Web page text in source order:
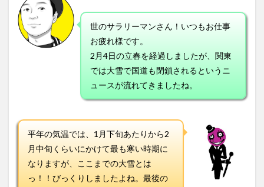
世のサラリーマンさん！いつもお仕事
お疲れ様です。
2月4日の立春を経過しましたが、関東
では大雪で国道も閉鎖されるというニ
ュースが流れてきましたね。
平年の気温では、1月下旬あたりから2
月中旬くらいにかけて最も寒い時期に
なりますが、ここまでの大雪とは
っ！！びっくりしましたよね。最後の